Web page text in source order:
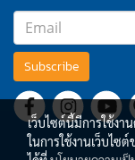
Subscribe
เว็บไซต์นี้มีการใช้ง
ในการใช้งานเว็บไซ